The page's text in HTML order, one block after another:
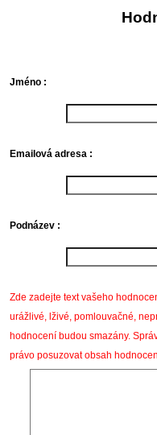
Jméno :
Emailová adresa :
Podnázev :
Zde zadejte text vašeho
urážlivé, lživé, pomlouvačné,
hodnocení budou smazány.
právo posuzovat obsah